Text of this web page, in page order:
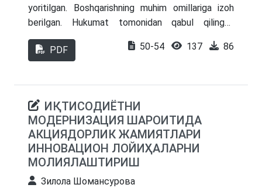
yoritilgan. Boshqarishning muhim omillariga izoh
berilgan. Hukumat tomonidan qabul qilingan
me’yoriy-huquqiy hujjatlar va uning amaldagi ijrosiga
to’xtalgan. Amaldagi ijro natijasidan kelib chiqib
PDF 50-54 137 86
ИҚТИСОДИЁТНИ
МОДЕРНИЗАЦИЯ ШАРОИТИДА
АКЦИЯДОРЛИК ЖАМИЯТЛАРИ
ИННОВAЦИОН ЛОЙИҲАЛАРНИ
МОЛИЯЛАШТИРИШ
Зилола Шомансурова